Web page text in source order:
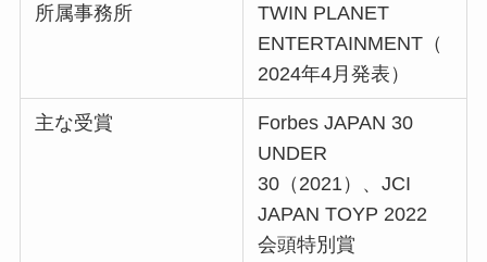
所属事務所
TWIN PLANET
ENTERTAINMENT（
2024年4月発表）
主な受賞
Forbes JAPAN 30
UNDER
30（2021）、JCI
JAPAN TOYP 2022
会頭特別賞